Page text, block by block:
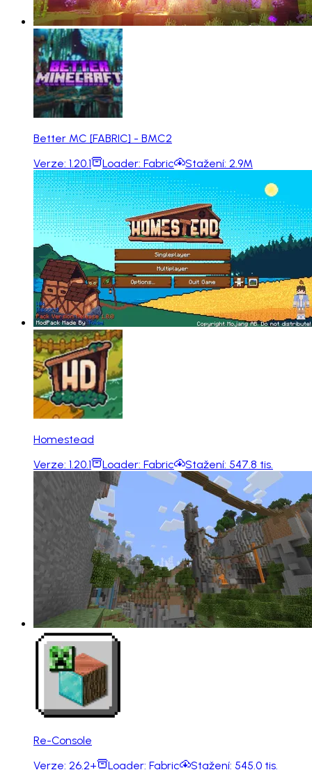
Better MC [FABRIC] - BMC2
Verze: 1.20.1 Loader: Fabric Stažení: 2.9M
Homestead
Verze: 1.20.1 Loader: Fabric Stažení: 547.8 tis.
Re-Console
Verze: 26.2+ Loader: Fabric Stažení: 545.0 tis.